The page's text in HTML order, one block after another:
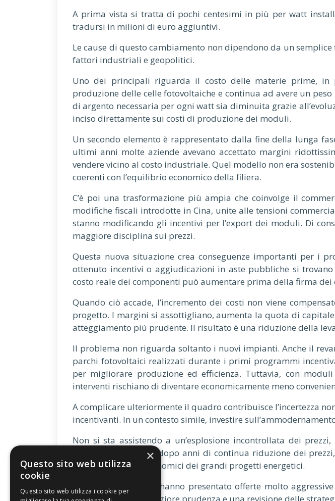
A prima vista si tratta di pochi centesimi in più per watt
tradursi in milioni di euro aggiuntivi.
Le cause di questo cambiamento non dipendono da un
fattori industriali e geopolitici.
Uno dei principali riguarda il costo delle materie prime, in
produzione delle celle fotovoltaiche e continua ad avere un
di argento necessaria per ogni watt sia diminuita grazie
inciso direttamente sui costi di produzione dei moduli.
Un secondo elemento è rappresentato dalla fine della lunga
ultimi anni molte aziende avevano accettato margini
vendere vicino al costo industriale. Quel modello non era
coerenti con l’equilibrio economico della filiera.
C’è poi una trasformazione più ampia che coinvolge il
modifiche fiscali introdotte in Cina, unite alle tensioni
stanno modificando gli incentivi per l’export dei moduli. Di
maggiore disciplina sui prezzi.
Questa nuova situazione crea conseguenze importanti per i
ottenuto incentivi o aggiudicazioni in aste pubbliche si
costo reale dei componenti può aumentare prima della firma
Quando ciò accade, l’incremento dei costi non viene
progetto. I margini si assottigliano, aumenta la quota di
atteggiamento più prudente. Il risultato è una riduzione della
Il problema non riguarda soltanto i nuovi impianti. Anche il
parchi fotovoltaici realizzati durante i primi programmi
per migliorare produzione ed efficienza. Tuttavia, con
interventi rischiano di diventare economicamente meno
A complicare ulteriormente il quadro contribuisce l’incertezza
incentivanti. In un contesto simile, investire
Non si sta assistendo a un’esplosione incontrollata dei
industriali. Tuttavia, dopo anni di continua riduzione dei
rilevanti sui conti economici dei grandi progetti energetici.
Per gli operatori che hanno presentato offerte molto
×
Questo sito web utilizza
cookie
Questo sito web utilizza i cookie per